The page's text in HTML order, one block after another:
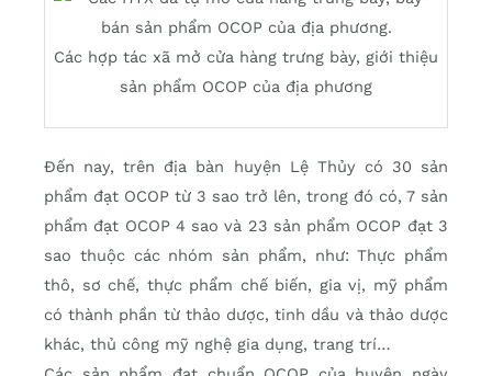
Các hợp tác xã mở cửa hàng trưng bày, giới thiệu
sản phẩm OCOP của địa phương
Đến nay, trên địa bàn huyện Lệ Thủy có 30 sản
phẩm đạt OCOP từ 3 sao trở lên, trong đó có, 7 sản
phẩm đạt OCOP 4 sao và 23 sản phẩm OCOP đạt 3
sao thuộc các nhóm sản phẩm, như: Thực phẩm
thô, sơ chế, thực phẩm chế biến, gia vị, mỹ phẩm
có thành phần từ thảo dược, tinh dầu và thảo dược
khác, thủ công mỹ nghệ gia dụng, trang trí…